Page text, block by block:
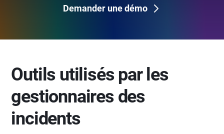
Demander une démo
Outils utilisés par les
gestionnaires des
incidents